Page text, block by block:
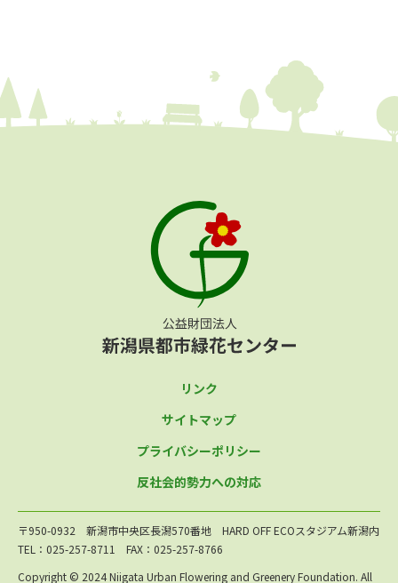
リンク
サイトマップ
プライバシーポリシー
反社会的勢力への対応
〒950-0932 新潟市中央区長潟570番地 HARD OFF ECOスタジアム新潟内
TEL：025-257-8711 FAX：025-257-8766
Copyright © 2024 Niigata Urban Flowering and Greenery Foundation. All